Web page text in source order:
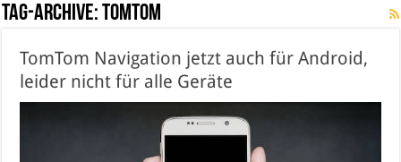
Tag-Archive:tomtom
TomTom Navigation jetzt auch für Android,
leider nicht für alle Geräte